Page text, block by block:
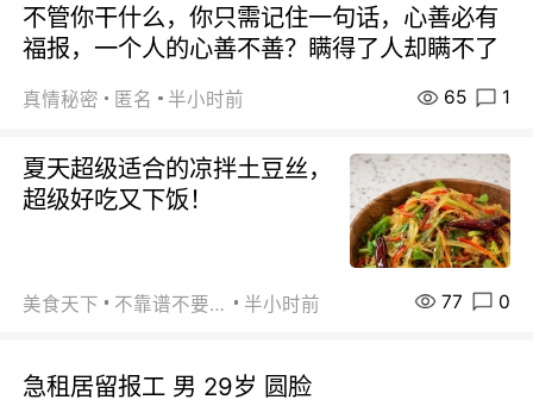
不管你干什么，你只需记住一句话，心善必有
福报，一个人的心善不善？瞒得了人却瞒不了
真情秘密 匿名 半小时前 65 1
夏天超级适合的凉拌土豆丝，
超级好吃又下饭！
美食天下 不靠谱不要联系 半小时前 77 0
急租居留报工 男 29岁 圆脸